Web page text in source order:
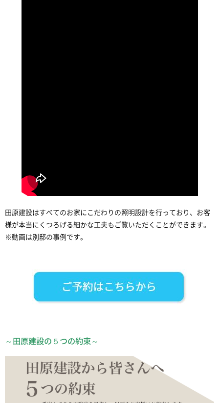
田原建設はすべてのお家にこだわりの照明設計を行っており、お客
様が本当にくつろげる細かな工夫もご覧いただくことができます。
※動画は別邸の事例です。
～田原建設の５つの約束～